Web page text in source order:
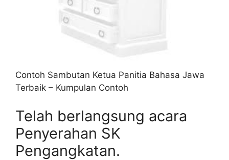
Contoh Sambutan Ketua Panitia Bahasa Jawa
Terbaik – Kumpulan Contoh
Telah berlangsung acara
Penyerahan SK
Pengangkatan.